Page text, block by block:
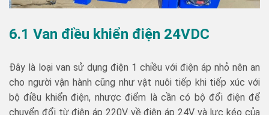
6.1 Van điều khiển điện 24VDC
Đây là loại van sử dụng điện 1 chiều với điện áp nhỏ nên an
cho người vận hành cũng như vật nuôi tiếp khi tiếp xúc với
bộ điều khiển điện, nhược điểm là cần có bộ đổi điện để
chuyển đổi từ điện áp 220V về điện áp 24V và lực kéo của